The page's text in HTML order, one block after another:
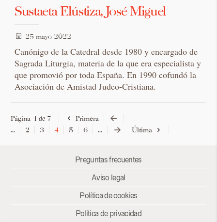
Sustaeta Elústiza, José Miguel
25 mayo 2022
Canónigo de la Catedral desde 1980 y encargado de
Sagrada Liturgia, materia de la que era especialista y
que promovió por toda España. En 1990 cofundó la
Asociación de Amistad Judeo-Cristiana.
Página 4de 7
Primera
...
2 3 4 5 6 ... Última
Preguntas frecuentes
Aviso legal
Política de cookies
Política de privacidad